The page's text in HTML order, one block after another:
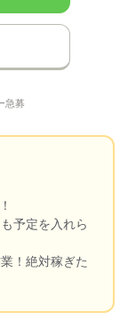
急募
予定を入れら
！絶対稼ぎた